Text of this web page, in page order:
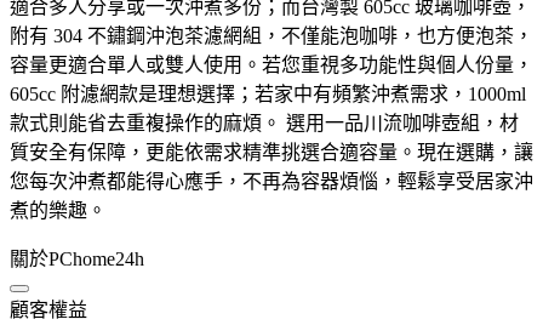
適合多人分享或一次沖煮多份；而台灣製 605cc 玻璃咖啡壺，
附有 304 不鏽鋼沖泡茶濾網組，不僅能泡咖啡，也方便泡茶，
容量更適合單人或雙人使用。若您重視多功能性與個人份量，
605cc 附濾網款是理想選擇；若家中有頻繁沖煮需求，1000ml
款式則能省去重複操作的麻煩。 選用一品川流咖啡壺組，材
質安全有保障，更能依需求精準挑選合適容量。現在選購，讓
您每次沖煮都能得心應手，不再為容器煩惱，輕鬆享受居家沖
煮的樂趣。
關於PChome24h
顧客權益